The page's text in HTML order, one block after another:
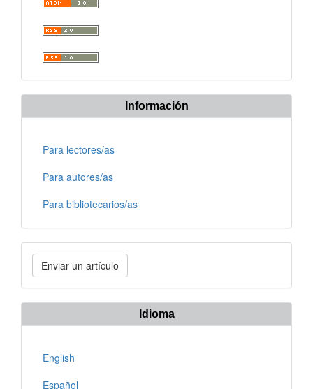
Información
Para lectores/as
Para autores/as
Para bibliotecarios/as
Enviar
un
artículo
Enviar un artículo
Idioma
English
Español